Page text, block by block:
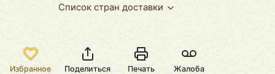
Список стран доставки
Избранное Поделиться Печать Жалоба